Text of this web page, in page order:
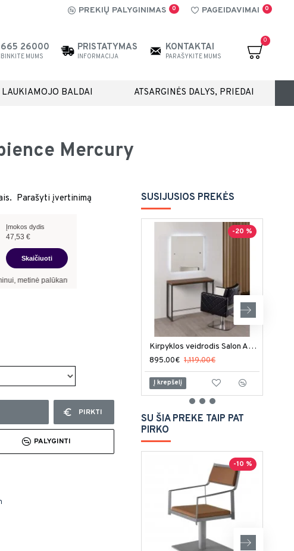
PREKIŲ PALYGINIMAS 0 PAGEIDAVIMAI 0
26000
MUMS
PRISTATYMAS
INFORMACIJA
KONTAKTAI
PARAŠYKITE MUMS
0
LAUKIAMOJO BALDAI ATSARGINĖS DALYS, PRIEDAI
Mercury
Parašyti įvertinimą
Įmokos dydis
47,53 €
Skaičiuoti
norma –8,90% , sutarties sudarymo mokestis -3,00%, mėnesio sutarties mokestis –
PIRKTI
PALYGINTI
SUSIJUSIOS PREKĖS
-20 %
Kirpyklos veidrodis Salon Ambience London LED
895.00€ 1,119.00€
Į krepšelį
SU ŠIA PREKE TAIP PAT
PIRKO
-10 %